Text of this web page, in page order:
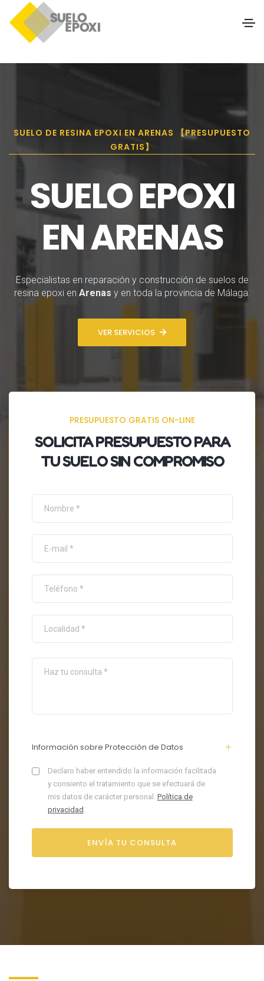
SUELO DE RESINA EPOXI EN ARENAS 【PRESUPUESTO
GRATIS】
SUELO EPOXI
EN ARENAS
Especialistas en reparación y construcción de suelos de
resina epoxi en Arenas y en toda la provincia de Málaga.
VER SERVICIOS
PRESUPUESTO GRATIS ON-LINE
SOLICITAPRESUPUESTOPARA
TU SUELO SIN COMPROMISO
Información sobre Protección de Datos
Declaro haber entendido la información facilitada
y consiento el tratamiento que se efectuará de
mis datos de carácter personal. Política de
privacidad .